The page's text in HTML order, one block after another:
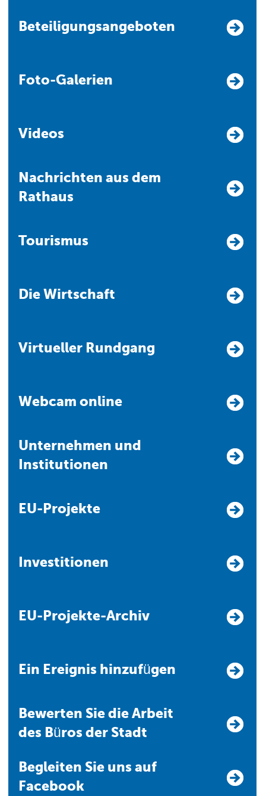
Beteiligungsangeboten
Foto-Galerien
Videos
Nachrichten aus dem
Rathaus
Tourismus
Die Wirtschaft
Virtueller Rundgang
Webcam online
Unternehmen und
Institutionen
EU-Projekte
Investitionen
EU-Projekte-Archiv
Ein Ereignis hinzufügen
Bewerten Sie die Arbeit
des Büros der Stadt
Begleiten Sie uns auf
Facebook